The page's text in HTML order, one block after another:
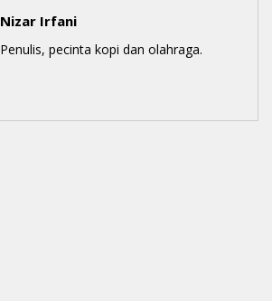
Nizar Irfani
Penulis, pecinta kopi dan olahraga.